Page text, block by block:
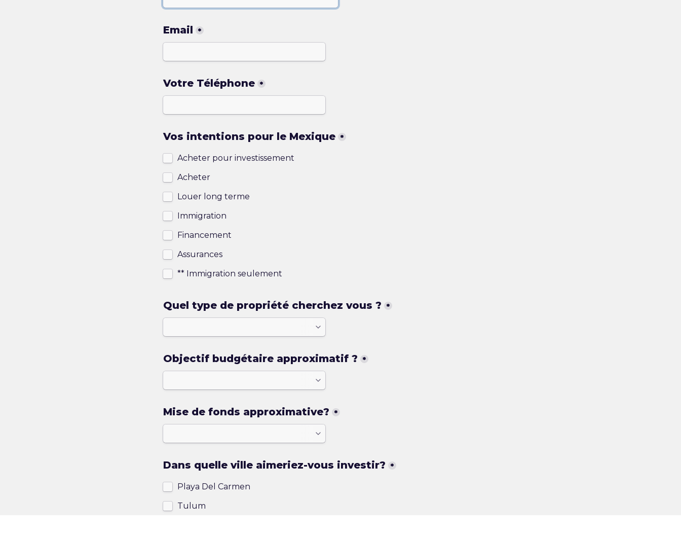
Email *
Votre Téléphone *
Vos intentions pour le Mexique *
Acheter pour investissement
Louer long terme
Immigration
Financement
Assurances
** Immigration seulement
Quel type de propriété cherchez vous ? *
Objectif budgétaire approximatif ? *
Mise de fonds approximative? *
Dans quelle ville aimeriez-vous investir? *
Playa Del Carmen
Tulum